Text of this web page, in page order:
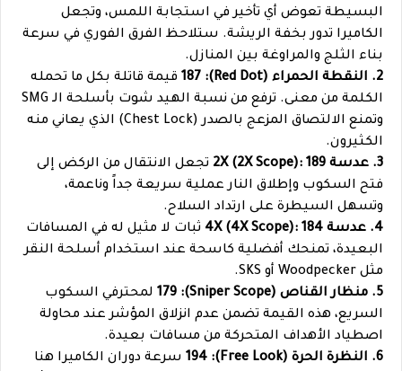
البسيطة تعوض أي تأخير في استجابة اللمس، وتجعل
الكاميرا تدور بخفة الريشة. ستلاحظ الفرق الفوري في سرعة
بناء الثلج والمراوغة بين المنازل.
2. النقطة الحمراء (Red Dot): 187
قيمة قاتلة بكل ما تحمله
الكلمة من معنى. ترفع من نسبة الهيد شوت بأسلحة الـ SMG
وتمنع الالتصاق المزعج بالصدر (Chest Lock) الذي يعاني منه
الكثيرون.
3. عدسة 2X (2X Scope): 189
تجعل الانتقال من الركض إلى
فتح السكوب وإطلاق النار عملية سريعة جداً وناعمة،
وتسهل السيطرة على ارتداد السلاح.
4. عدسة 4X (4X Scope): 184
ثبات لا مثيل له في المسافات
البعيدة، تمنحك أفضلية كاسحة عند استخدام أسلحة النقر
مثل Woodpecker أو SKS.
5. منظار القناص (Sniper Scope): 179
لمحترفي السكوب
السريع، هذه القيمة تضمن عدم انزلاق المؤشر عند محاولة
اصطياد الأهداف المتحركة من مسافات بعيدة.
6. النظرة الحرة (Free Look): 194
سرعة دوران الكاميرا هنا